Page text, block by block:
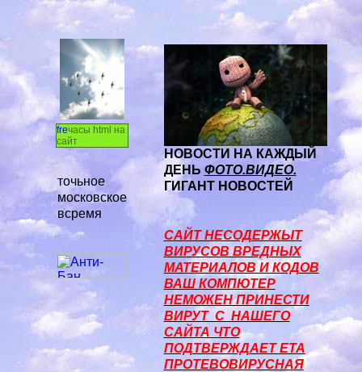
часы html на
сайт
точьное
московское
всремя
НОВОСТИ НА КАЖДЫЙ
ДЕНЬ ФОТО.ВИДЕО.
ГИГАНТ НОВОСТЕЙ
САЙТ НЕСОДЕРЖЫТ
ВИРУСОВ ВРЕДНЫХ
МАТЕРИАЛОВ И КОДОВ
ВАШ КОМПЮТЕР
НЕМОЖЕН ПРИНЕСТИ
ВИРУТ С НАШЕГО
САЙТА ЧТО
ПОДТВЕРЖДАЕТ ЕТА
ПРОТЕВОВИРУСНАЯ